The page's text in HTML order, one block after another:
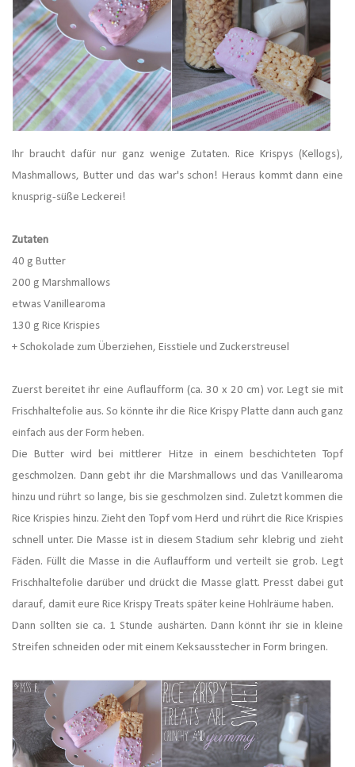
Ihr braucht dafür nur ganz wenige Zutaten. Rice Krispys (Kellogs),
Mashmallows, Butter und das war's schon! Heraus kommt dann eine
knusprig-süße Leckerei!
Zutaten
40 g Butter
200 g Marshmallows
etwas Vanillearoma
130 g Rice Krispies
+ Schokolade zum Überziehen, Eisstiele und Zuckerstreusel
Zuerst bereitet ihr eine Auflaufform (ca. 30 x 20 cm) vor. Legt sie mit
Frischhaltefolie aus. So könnte ihr die Rice Krispy Platte dann auch ganz
einfach aus der Form heben.
Die Butter wird bei mittlerer Hitze in einem beschichteten Topf
geschmolzen. Dann gebt ihr die Marshmallows und das Vanillearoma
hinzu und rührt so lange, bis sie geschmolzen sind. Zuletzt kommen die
Rice Krispies hinzu. Zieht den Topf vom Herd und rührt die Rice Krispies
schnell unter. Die Masse ist in diesem Stadium sehr klebrig und zieht
Fäden. Füllt die Masse in die Auflaufform und verteilt sie grob. Legt
Frischhaltefolie darüber und drückt die Masse glatt. Presst dabei gut
darauf, damit eure Rice Krispy Treats später keine Hohlräume haben.
Dann sollten sie ca. 1 Stunde aushärten. Dann könnt ihr sie in kleine
Streifen schneiden oder mit einem Keksausstecher in Form bringen.